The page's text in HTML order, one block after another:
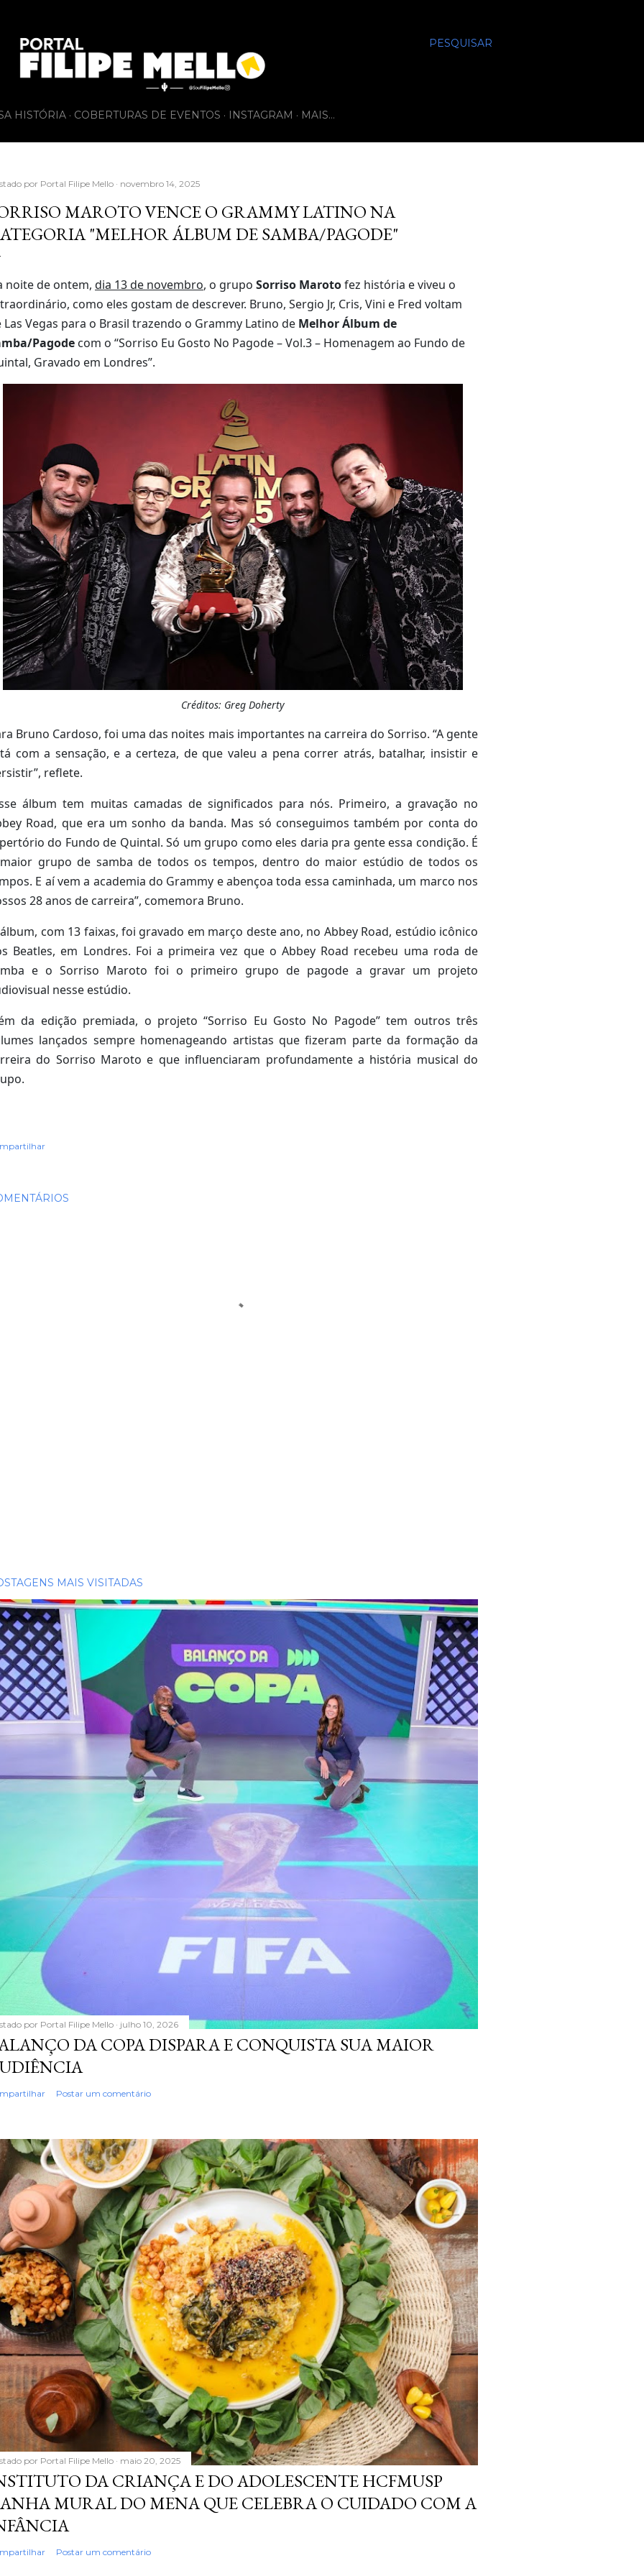
PESQUISAR
HISTÓRIA COBERTURAS DE EVENTOS INSTAGRAM MAIS…
por Portal Filipe Mello novembro 14, 2025
MAROTO VENCE O GRAMMY LATINO NA
"MELHOR ÁLBUM DE SAMBA/PAGODE"
noite de ontem, dia 13 de novembro, o grupo Sorriso Marotofez história e viveu o
como eles gostam de descrever. Bruno, Sergio Jr, Cris, Vini e Fred voltam
Las Vegas para o Brasil trazendo o Grammy Latino de Melhor Álbum de
Pagode com o “Sorriso Eu Gosto No Pagode – Vol.3 – Homenagem ao Fundo de
Gravado em Londres”.
Créditos: Greg Doherty
Bruno Cardoso, foi uma das noites mais importantes na carreira do Sorriso. “A gente
com a sensação, e a certeza, de que valeu a pena correr atrás, batalhar, insistir e
reflete.
álbum tem muitas camadas de significados para nós. Primeiro, a gravação no
Road, que era um sonho da banda. Mas só conseguimos também por conta do
do Fundo de Quintal. Só um grupo como eles daria pra gente essa condição. É
grupo de samba de todos os tempos, dentro do maior estúdio de todos os
E aí vem a academia do Grammy e abençoa toda essa caminhada, um marco nos
28 anos de carreira”, comemora Bruno.
com 13 faixas, foi gravado em março deste ano, no Abbey Road, estúdio icônico
Beatles, em Londres. Foi a primeira vez que o Abbey Road recebeu uma roda de
e o Sorriso Maroto foi o primeiro grupo de pagode a gravar um projeto
nesse estúdio.
da edição premiada, o projeto “Sorriso Eu Gosto No Pagode” tem outros três
lançados sempre homenageando artistas que fizeram parte da formação da
do Sorriso Maroto e que influenciaram profundamente a história musical do
MAIS VISITADAS
por Portal Filipe Mello julho 10, 2026
DA COPA DISPARA E CONQUISTA SUA MAIOR
Postar um comentário
por Portal Filipe Mello maio 20, 2025
DA CRIANÇA E DO ADOLESCENTE HCFMUSP
MURAL DO MENA QUE CELEBRA O CUIDADO COM A
Postar um comentário